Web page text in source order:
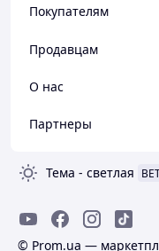
Покупателям
Продавцам
О нас
Партнеры
Тема - светлая
© Prom.ua —